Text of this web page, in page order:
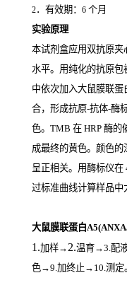
2．有效期： 6 个月
实验原理
本试剂盒应用双抗原
水平。用纯化的抗原
中依次加入大鼠膜联蛋
合，形成抗原-抗体-酶
色。 TMB 在 HRP 酶的
成最终的黄色。颜色
呈正相关。用酶标仪在
过标准曲线计算样品
大鼠膜联蛋白
1.加样→ 2.温育→3.配
色→9.加终止→10.测定